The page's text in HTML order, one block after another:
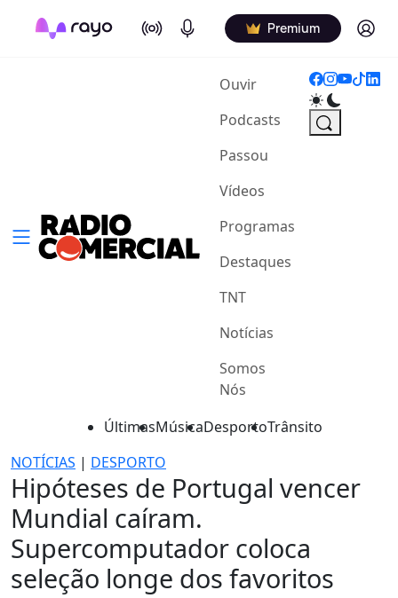
On Air Podcasts Premium Log in
Ouvir(current)
Podcasts
Passou
Vídeos
Programas
Destaques
TNT
Notícias
Somos
Nós
ÚltimasMúsicaDesportoTrânsito
NOTÍCIAS | DESPORTO
Hipóteses de Portugal vencer
Mundial caíram.
Supercomputador coloca
seleção longe dos favoritos